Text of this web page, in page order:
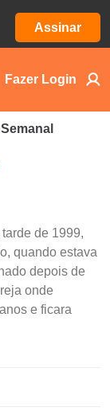
Assinar
Fazer Login
de 1999,
quando estava
depois de
onde
e ficara